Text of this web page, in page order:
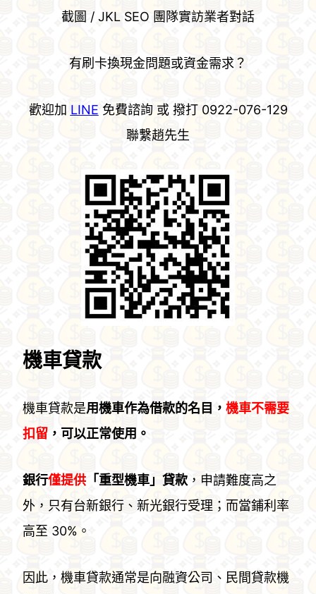
截圖 / JKL SEO 團隊實訪業者對話
有刷卡換現金問題或資金需求？
歡迎加 LINE 免費諮詢 或 撥打 0922-076-129
聯繫趙先生
機車貸款
機車貸款是用機車作為借款的名目， 機車不需要
扣留 ，可以正常使用。
銀行僅提供 「重型機車」貸款 ，申請難度高之
外，只有台新銀行、新光銀行受理；而當鋪利率
高至 30%。
因此，機車貸款通常是向融資公司、民間貸款機